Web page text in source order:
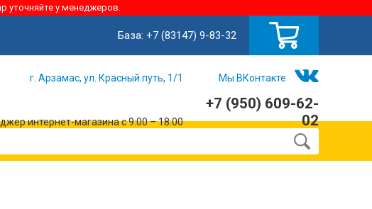
уточняйте у менеджеров.
База: +7 (83147) 9-83-32
г. Арзамас, ул. Красный путь, 1/1 Мы ВКонтакте
интернет-магазина с 9:00 – 18:00
+7 (950) 609-62-
02